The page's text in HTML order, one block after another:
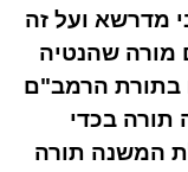
מדרשא ועל זה
מורה שהנטיה
בתורת הרמב"ם
בכדי
המשנה תורה